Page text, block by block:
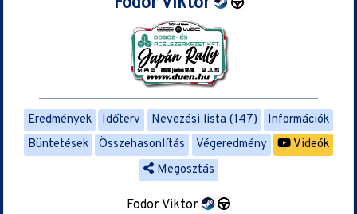
Eredmények Időterv Nevezési lista (147)
Információk
Büntetések
Összehasonlítás Végeredmény
Videók
Megosztás
Fodor Viktor